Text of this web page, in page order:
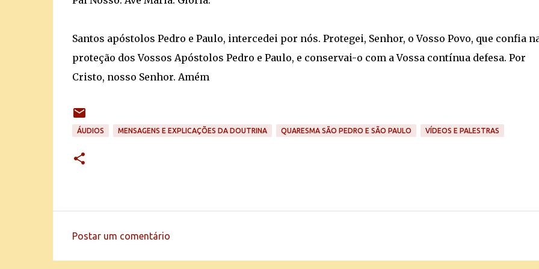
Santos apóstolos Pedro e Paulo, intercedei por nós. Protegei, Senhor, o Vosso Povo, que confia
proteção dos Vossos Apóstolos Pedro e Paulo, e conservai-o com a Vossa contínua defesa. Por
Cristo, nosso Senhor. Amém
ÁUDIOS MENSAGENS E EXPLICAÇÕES DA DOUTRINA QUARESMA SÃO PEDRO E SÃO PAULO VÍDEOS E PALESTRAS
Postar um comentário